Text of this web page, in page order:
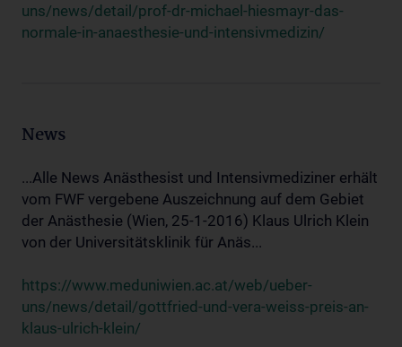
uns/news/detail/prof-dr-michael-hiesmayr-das-
normale-in-anaesthesie-und-intensivmedizin/
News
...Alle News Anästhesist und Intensivmediziner erhält
vom FWF vergebene Auszeichnung auf dem Gebiet
der Anästhesie (Wien, 25-1-2016) Klaus Ulrich Klein
von der Universitätsklinik für Anäs...
https://www.meduniwien.ac.at/web/ueber-
uns/news/detail/gottfried-und-vera-weiss-preis-an-
klaus-ulrich-klein/